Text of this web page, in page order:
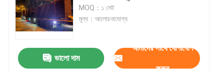
MOQ：১ সেট
মূল্য：আলোচনাযোগ্য
ভালো দাম
আমাদের সাথে যোগাযোগ
করুন